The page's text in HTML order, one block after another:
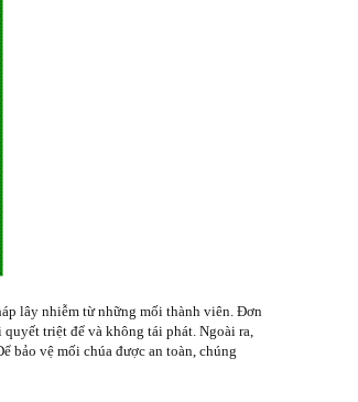
lây nhiễm từ những mối thành viên. Đơn
quyết triệt để và không tái phát. Ngoài ra,
bảo vệ mối chúa được an toàn, chúng